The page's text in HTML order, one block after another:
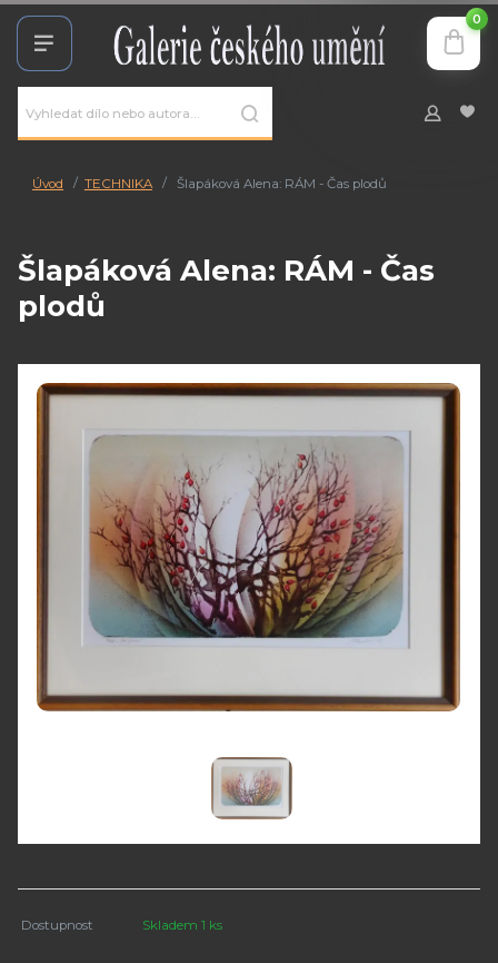
0
Úvod TECHNIKA Šlapáková Alena: RÁM - Čas plodů
Šlapáková Alena: RÁM - Čas
plodů
Dostupnost Skladem 1 ks